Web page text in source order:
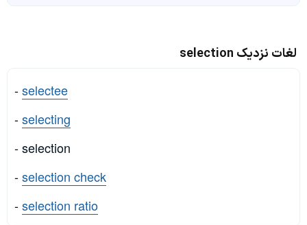
لغات نزدیک selection
-selectee
-selecting
- selection
-selection check
-selection ratio